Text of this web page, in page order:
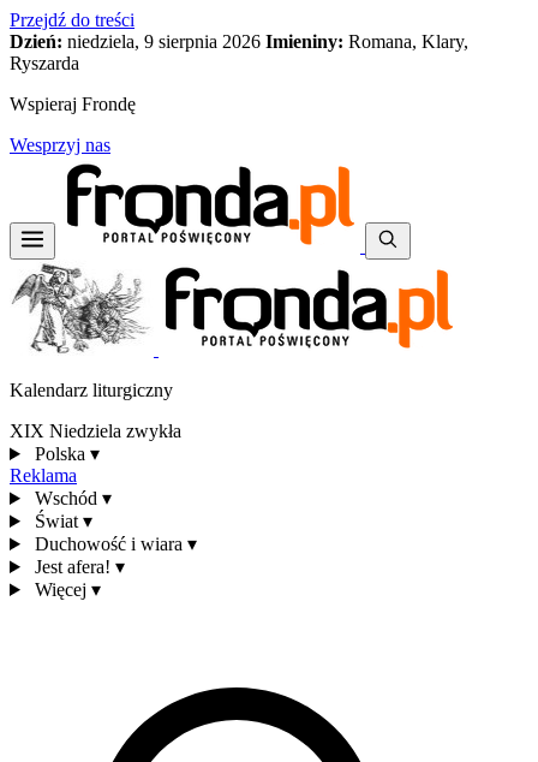
Przejdź do treści
Dzień: niedziela, 9 sierpnia 2026 Imieniny: Romana, Klary,
Ryszarda
Wspieraj Frondę
Wesprzyj nas
Kalendarz liturgiczny
XIX Niedziela zwykła
Polska ▾
Reklama
Wschód ▾
Świat ▾
Duchowość i wiara ▾
Jest afera! ▾
Więcej ▾